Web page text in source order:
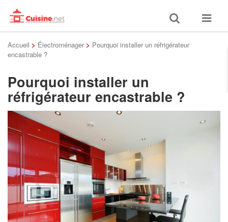
Toggle
search
Toggle
Accueil > Électroménager > Pourquoi installer un réfrigérateur
encastrable ?
Pourquoi installer un
réfrigérateur encastrable ?